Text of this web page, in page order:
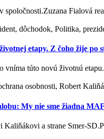
Fialová
dôchodok, Politika,
etapy. Z čoho žije po
vníma túto novú životnú
osobnosti, Robert
My nie sme žiadna
a strane Smer-